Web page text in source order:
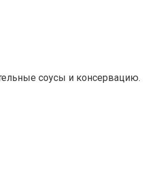
соусы и консервацию.